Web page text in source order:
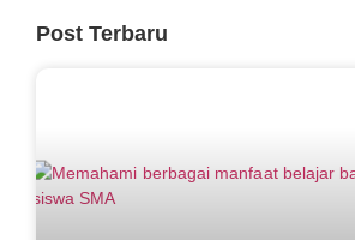
Post Terbaru